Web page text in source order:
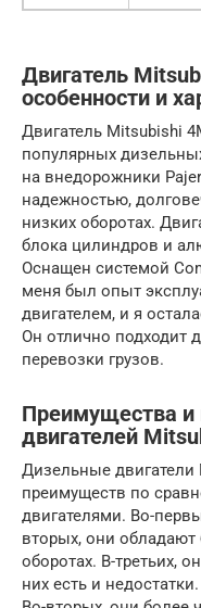
Двигатель
особенности и
Двигатель Mitsubishi
популярных
на внедорожники
надежностью,
низких оборотах.
блока цилиндров и
Оснащен системой
меня был опыт
двигателем, и я
Он отлично подходит
перевозки грузов.
Преимущества и
двигателей
Дизельные
преимуществ по
двигателями. Во-
вторых, они обладают
оборотах. В-третьих,
них есть и